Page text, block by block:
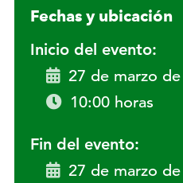
Fechas y ubicación
Inicio del evento:
27 de marzo
10:00 horas
Fin del evento:
27 de marzo